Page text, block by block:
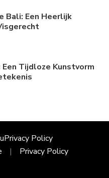
Bali: Een Heerlijk
Tijdloze Kunstvorm
Privacy Policy
Privacy Policy